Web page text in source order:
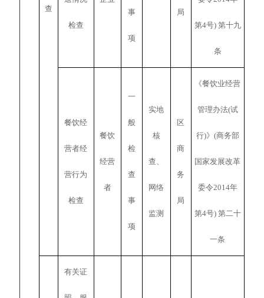
查
检查
事
项
局
第4号) 第十九
条
餐饮经
营者经
营行为
检查
餐饮
经营
者
一
般
检
查
事
项
实地
核
查、
网络
监测
区
商
务
局
《餐饮业经营
管理办法(试
行)》(商务部
国家发展改革
委令2014年
第4号) 第二十
一条
有关证